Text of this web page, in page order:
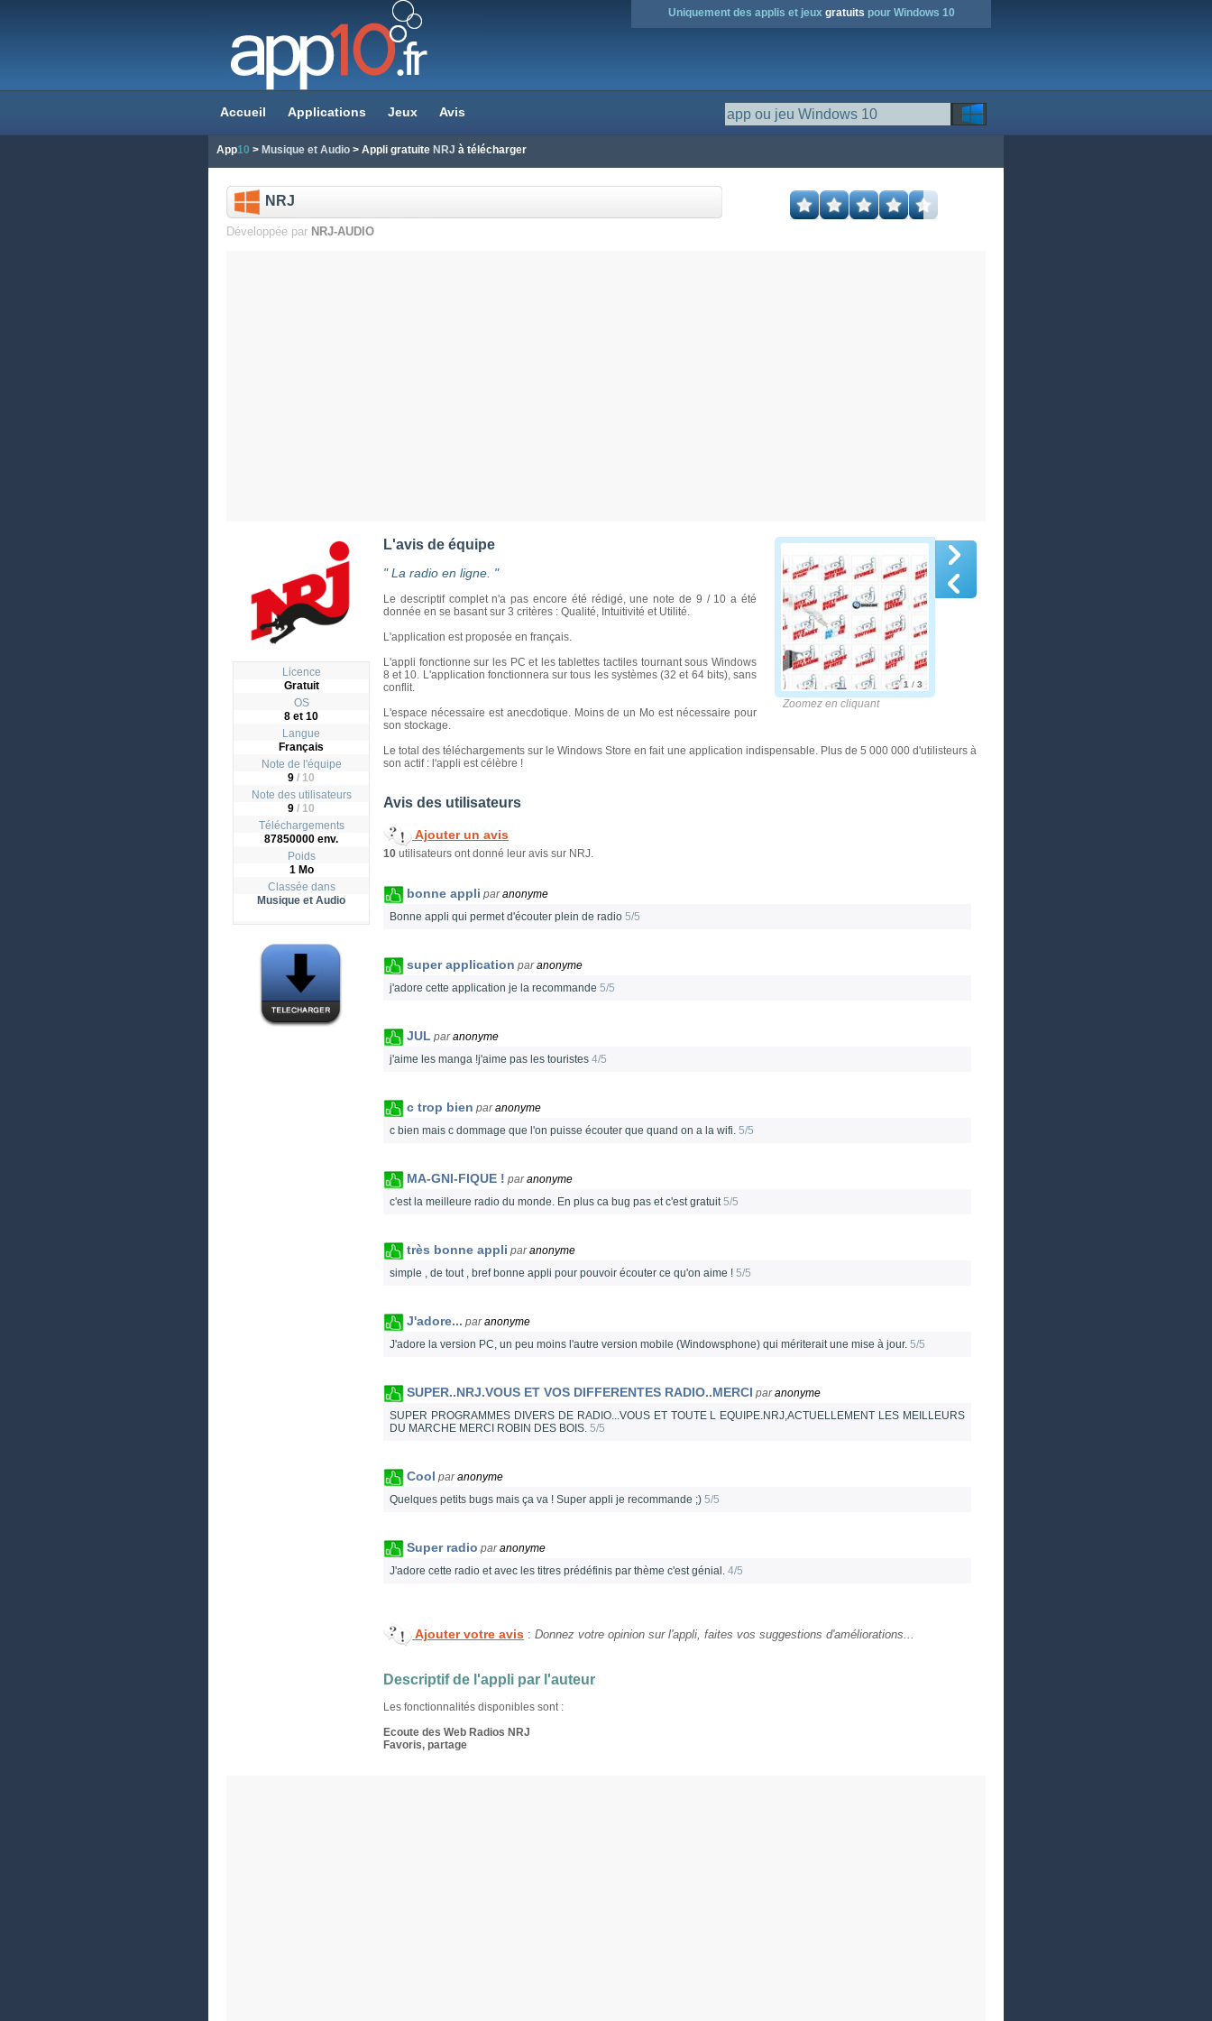
Uniquement des applis et jeux gratuits pour Windows 10
Accueil Applications Jeux Avis
App10 > Musique et Audio > Appli gratuite NRJ à télécharger
NRJ
Développée par NRJ-AUDIO
Licence
Gratuit
OS
8 et 10
Langue
Français
Note de l'équipe
9 / 10
Note des utilisateurs
9 / 10
Téléchargements
87850000 env.
Poids
1 Mo
Classée dans
Musique et Audio
1 / 3
Zoomez en cliquant
L'avis de équipe
" La radio en ligne. "
Le descriptif complet n'a pas encore été rédigé, une note de 9 / 10 a été
donnée en se basant sur 3 critères : Qualité, Intuitivité et Utilité.
L'application est proposée en français.
L'appli fonctionne sur les PC et les tablettes tactiles tournant sous Windows
8 et 10. L'application fonctionnera sur tous les systèmes (32 et 64 bits), sans
conflit.
L'espace nécessaire est anecdotique. Moins de un Mo est nécessaire pour
son stockage.
Le total des téléchargements sur le Windows Store en fait une application indispensable. Plus de 5 000 000 d'utilisteurs à
son actif : l'appli est célèbre !
Avis des utilisateurs
Ajouter un avis
10 utilisateurs ont donné leur avis sur NRJ.
bonne appli paranonyme
Bonne appli qui permet d'écouter plein de radio 5/5
super application paranonyme
j'adore cette application je la recommande 5/5
JUL paranonyme
j'aime les manga !j'aime pas les touristes 4/5
c trop bien paranonyme
c bien mais c dommage que l'on puisse écouter que quand on a la wifi. 5/5
MA-GNI-FIQUE ! paranonyme
c'est la meilleure radio du monde. En plus ca bug pas et c'est gratuit5/5
très bonne appli paranonyme
simple , de tout , bref bonne appli pour pouvoir écouter ce qu'on aime ! 5/5
J'adore... paranonyme
J'adore la version PC, un peu moins l'autre version mobile (Windowsphone) qui mériterait une mise à jour. 5/5
SUPER..NRJ.VOUS ET VOS DIFFERENTES RADIO..MERCI paranonyme
SUPER PROGRAMMES DIVERS DE RADIO...VOUS ET TOUTE L EQUIPE.NRJ,ACTUELLEMENT LES MEILLEURS
DU MARCHE MERCI ROBIN DES BOIS. 5/5
Cool paranonyme
Quelques petits bugs mais ça va ! Super appli je recommande ;) 5/5
Super radio paranonyme
J'adore cette radio et avec les titres prédéfinis par thème c'est génial. 4/5
Ajouter votre avis : Donnez votre opinion sur l'appli, faites vos suggestions d'améliorations...
Descriptif de l'appli par l'auteur
Les fonctionnalités disponibles sont :
Ecoute des Web Radios NRJ
Favoris, partage